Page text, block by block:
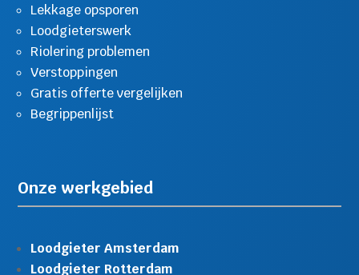
Lekkage opsporen
Loodgieterswerk
Riolering problemen
Verstoppingen
Gratis offerte vergelijken
Begrippenlijst
Onze werkgebied
Loodgieter Amsterdam
Loodgieter Rotterdam